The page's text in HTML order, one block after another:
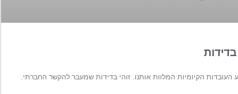
הקיומיות המלוות אותנו. זוהי בדידות שמעבר להקשר החברתי.